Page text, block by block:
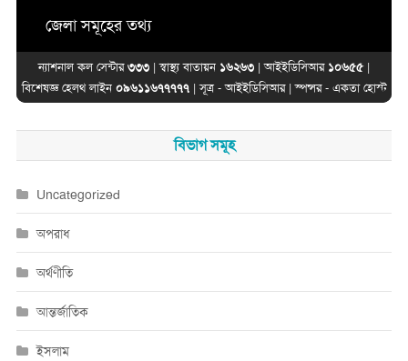
জেলা সমূহের তথ্য
ন্যাশনাল কল সেন্টার৩৩৩ | স্বাস্থ্য বাতায়ন ১৬২৬৩ | আইইডিসিআর ১০৬৫৫|
বিশেষজ্ঞ হেলথ লাইন ০৯৬১১৬৭৭৭৭৭| সূত্র -আইইডিসিআর| স্পন্সর - একতা হোস্ট
বিভাগ সমূহ
Uncategorized
অপরাধ
অর্থণীতি
আন্তর্জাতিক
ইসলাম